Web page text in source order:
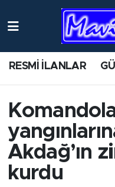
RESMİ İLANLAR
Akdağ’ın
kurdu
ANTİK YERLER
AYDIN
BİLİM VE
ÇEVRE
Nöbetçi
Namaz Vakitleri
Trafik Durumu
Süper Lig Puan